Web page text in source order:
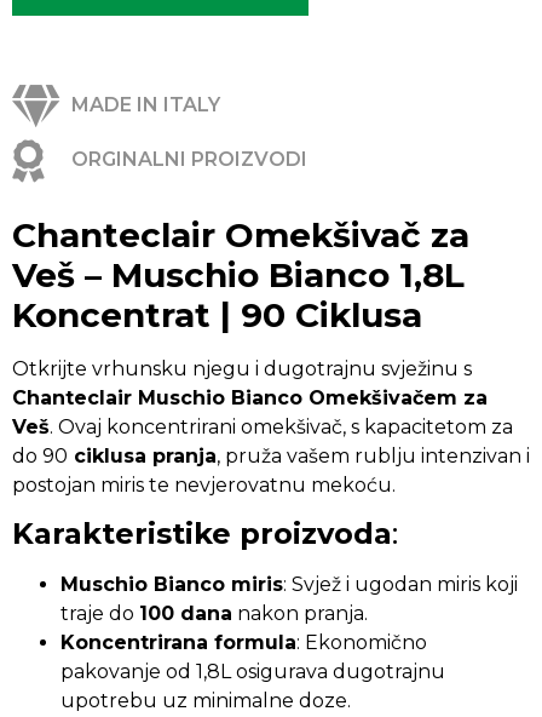
MADE IN ITALY
ORGINALNI PROIZVODI
Chanteclair Omekšivač za
Veš – Muschio Bianco 1,8L
Koncentrat | 90 Ciklusa
Otkrijte vrhunsku njegu i dugotrajnu svježinu s
Chanteclair Muschio Bianco Omekšivačem za
Veš. Ovaj koncentrirani omekšivač, s kapacitetom za
do 90 ciklusa pranja, pruža vašem rublju intenzivan i
postojan miris te nevjerovatnu mekoću.
Karakteristike proizvoda:
Muschio Bianco miris: Svjež i ugodan miris koji
traje do 100 dana nakon pranja.
Koncentrirana formula: Ekonomično
pakovanje od 1,8L osigurava dugotrajnu
upotrebu uz minimalne doze.